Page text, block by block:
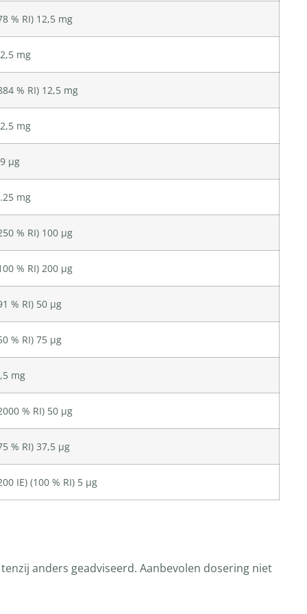
% RI) 12,5 mg
mg
% RI) 12,5 mg
mg
µg
mg
% RI) 100 µg
% RI) 200 µg
% RI) 50 µg
% RI) 75 µg
mg
% RI) 50 µg
% RI) 37,5 µg
IE) (100 % RI) 5 µg
anders geadviseerd. Aanbevolen dosering niet